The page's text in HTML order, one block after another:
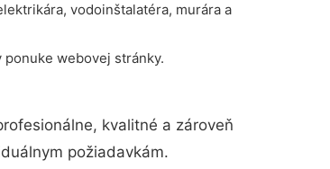
vodoinštalatéra, murára a
webovej stránky.
kvalitné a zároveň
požiadavkám.